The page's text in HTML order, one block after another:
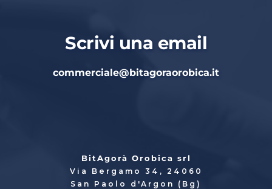
Scrivi una email
commerciale@bitagoraorobica.it
BitAgorà Orobica srl
Via Bergamo 34, 24060
San Paolo d'Argon (Bg)